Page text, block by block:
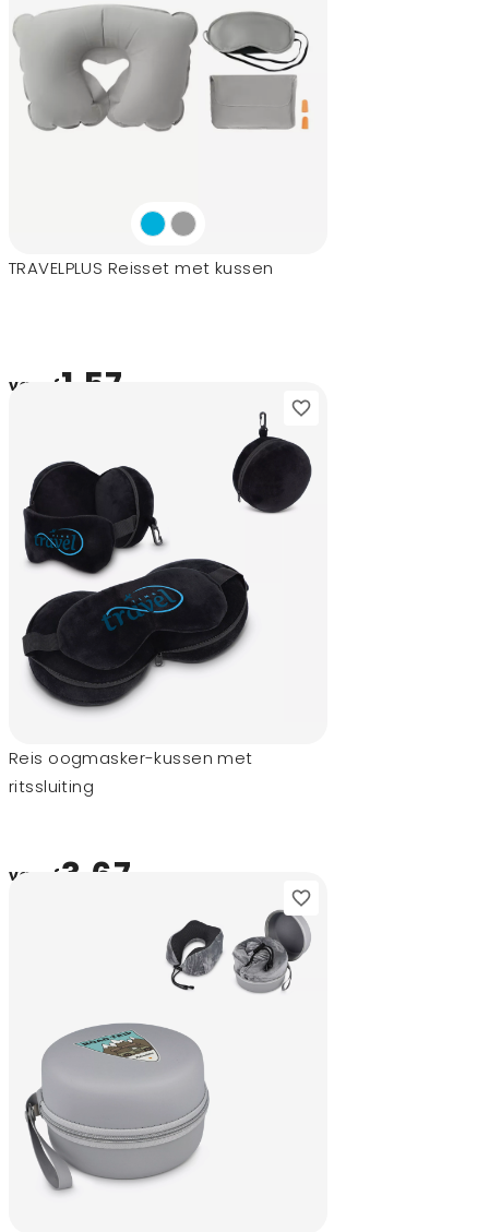
vanaf1,57
Reis oogmasker-kussen met
ritssluiting
vanaf3,67